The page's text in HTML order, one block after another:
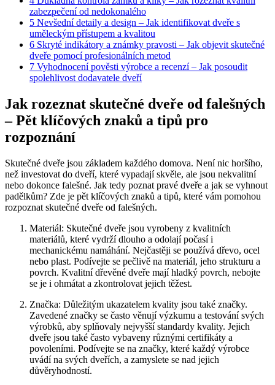
zabezpečení od nedokonalého
5 Nevšední detaily a design – Jak identifikovat dveře s
uměleckým přístupem a kvalitou
6 Skryté indikátory a známky pravosti – Jak objevit skutečné
dveře pomocí profesionálních metod
7 Vyhodnocení pověsti výrobce a recenzí – Jak posoudit
spolehlivost dodavatele dveří
Jak rozeznat skutečné dveře od falešných
– Pět klíčových znaků a tipů pro
rozpoznání
Skutečné dveře jsou základem každého domova. Není nic horšího,
než investovat do dveří, které vypadají skvěle, ale jsou nekvalitní
nebo dokonce falešné. Jak tedy poznat pravé dveře a jak se vyhnout
padělkům? Zde je pět klíčových znaků a tipů, které vám pomohou
rozpoznat skutečné dveře od falešných.
Materiál: Skutečné dveře jsou vyrobeny z kvalitních
materiálů, které vydrží dlouho a odolají počasí i
mechanickému namáhání. Nejčastěji se používá dřevo, ocel
nebo plast. Podívejte se pečlivě na materiál, jeho strukturu a
povrch. Kvalitní dřevěné dveře mají hladký povrch, nebojte
se je i ohmátat a zkontrolovat jejich těžest.
Značka: Důležitým ukazatelem kvality jsou také značky.
Zavedené značky se často věnují výzkumu a testování svých
výrobků, aby splňovaly nejvyšší standardy kvality. Jejich
dveře jsou také často vybaveny různými certifikáty a
povoleními. Podívejte se na značky, které každý výrobce
uvádí na svých dveřích, a zamyslete se nad jejich
důvěryhodností.